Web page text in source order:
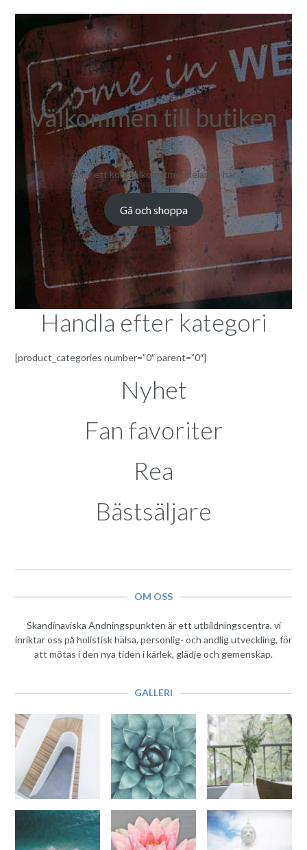
Välkommen till butiken
Skriv ett kort välkomstmeddelande här
Gå och shoppa
Handla efter kategori
[product_categories number=”0″ parent=”0″]
Nyhet
Fan favoriter
Rea
Bästsäljare
OM OSS
Skandinaviska Andningspunkten är ett utbildningscentra, vi
inriktar oss på holistisk hälsa, personlig- och andlig utveckling, för
att mötas i den nya tiden i kärlek, glädje och gemenskap.
GALLERI